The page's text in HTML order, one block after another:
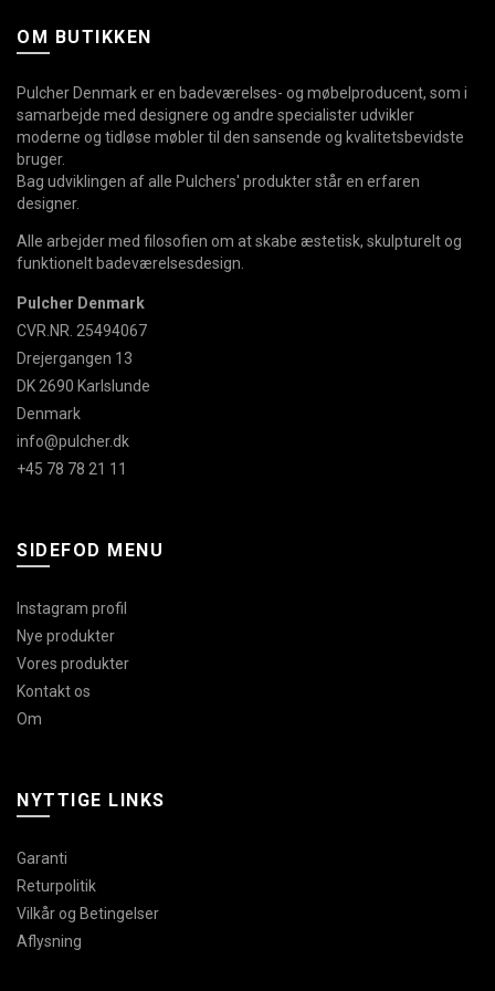
OM BUTIKKEN
Pulcher Denmark er en badeværelses- og møbelproducent, som i
samarbejde med designere og andre specialister udvikler
moderne og tidløse møbler til den sansende og kvalitetsbevidste
bruger.
Bag udviklingen af alle Pulchers' produkter står en erfaren
designer.
Alle arbejder med filosofien om at skabe æstetisk, skulpturelt og
funktionelt badeværelsesdesign.
Pulcher Denmark
CVR.NR. 25494067
Drejergangen 13
DK 2690 Karlslunde
Denmark
info@pulcher.dk
+45 78 78 21 11
SIDEFOD MENU
Instagram profil
Nye produkter
Vores produkter
Kontakt os
Om
NYTTIGE LINKS
Garanti
Returpolitik
Vilkår og Betingelser
Aflysning